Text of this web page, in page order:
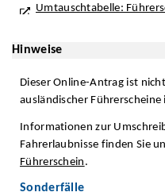
Umtauschtabelle:
Hinweise
Dieser Online-Antrag ist
ausländischer
Informationen zur
Fahrerlaubnisse finden Sie
Führerschein .
Sonderfälle